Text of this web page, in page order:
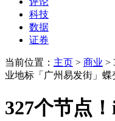
科技
数据
证券
当前位置： 主页 > 商业 >
业地标「广州易发街」蝶
327个节点